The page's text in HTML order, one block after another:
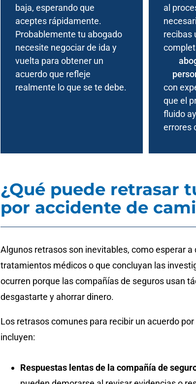
baja, esperando que
aceptes rápidamente.
Probablemente tu abogado
necesite negociar de ida y
vuelta para obtener un
acuerdo que refleje
realmente lo que se te debe.
al
recibas
con
que el
fluido
errores
¿Qué puede retrasar
por accidente de
Algunos retrasos son inevitables, como esperar
tratamientos médicos o que concluyan las
ocurren porque las compañías de seguros usan
desgastarte y ahorrar dinero.
Los retrasos comunes para recibir un acuerdo
incluyen:
Respuestas lentas de la compañía de